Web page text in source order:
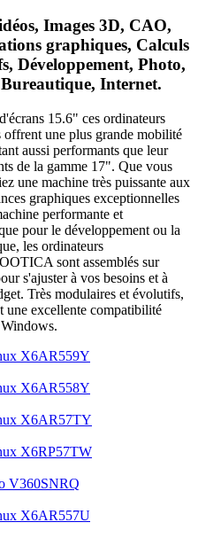
Images 3D, CAO,
graphiques, Calculs
Développement, Photo,
Internet.
15.6" ces ordinateurs
offrent une plus grande mobilité
aussi performants que leur
de la gamme 17". Que vous
une machine très puissante aux
graphiques exceptionnelles
performante et
pour le développement ou la
les ordinateurs
sont assemblés sur
s'ajuster à vos besoins et à
Très modulaires et évolutifs,
une excellente compatibilité
X6AR559Y
X6AR558Y
X6AR57TY
X6RP57TW
X6AR557U